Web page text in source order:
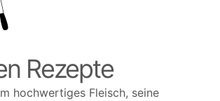
Rezepte
hochwertiges Fleisch, seine